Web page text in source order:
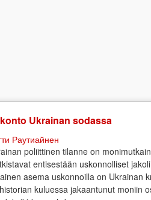
Ukrainan sodassa
Раутиайнен
poliittinen tilanne on
entisestään uskonnolliset
asema uskonnoilla on Ukrainan
kuluessa jakaantunut moniin